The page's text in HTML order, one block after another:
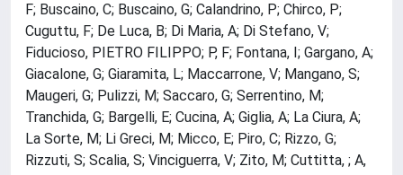
F; Buscaino, C; Buscaino, G; Calandrino, P; Chirco, P;
Cuguttu, F; De Luca, B; Di Maria, A; Di Stefano, V;
Fiducioso, PIETRO FILIPPO; P, F; Fontana, I; Gargano, A;
Giacalone, G; Giaramita, L; Maccarrone, V; Mangano, S;
Maugeri, G; Pulizzi, M; Saccaro, G; Serrentino, M;
Tranchida, G; Bargelli, E; Cucina, A; Giglia, A; La Ciura, A;
La Sorte, M; Li Greci, M; Micco, E; Piro, C; Rizzo, G;
Rizzuti, S; Scalia, S; Vinciguerra, V; Zito, M; Cuttitta, ; A,